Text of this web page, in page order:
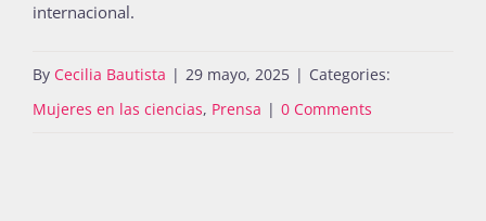
internacional.
By Cecilia Bautista | 29 mayo, 2025 | Categories:
Mujeres en las ciencias, Prensa | 0 Comments